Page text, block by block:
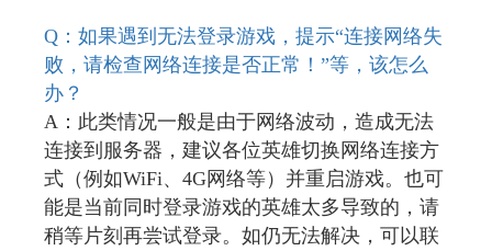
Q ：如果遇到无法登录游戏，提示“连接网络失
败，请检查网络连接是否正常！”等，该怎么
办？
A：此类情况一般是由于网络波动，造成无法
连接到服务器，建议各位英雄切换网络连接方
式（例如WiFi、4G网络等）并重启游戏。也可
能是当前同时登录游戏的英雄太多导致的，请
稍等片刻再尝试登录。如仍无法解决，可以联